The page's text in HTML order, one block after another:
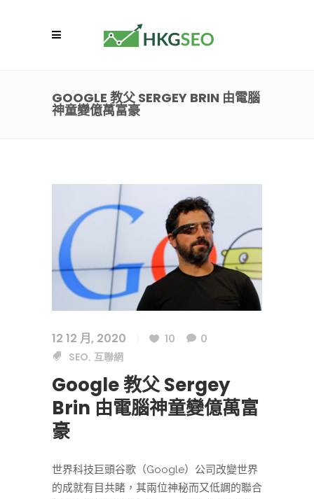
GOOGLE 教父 SERGEY BRIN 由電腦
神童變億萬富豪
12 12 月, 2020 10
0
SEO, 互聯網
Google 教父 Sergey
Brin 由電腦神童變億萬富
豪
世界科技巨頭谷歌（Google）公司改變世界
的成就有目共睹，其兩位神秘而又低調的聯合